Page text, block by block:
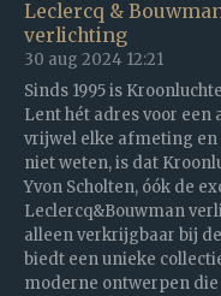
Leclercq &
verlichting
30 aug 2024 12:21
Sinds 1995 is
Lent hét adres voor
vrijwel elke afmeting en
niet weten, is dat
Yvon Scholten, óók de
Leclercq&Bouwman
alleen verkrijgbaar bij
biedt een unieke
moderne ontwerpen